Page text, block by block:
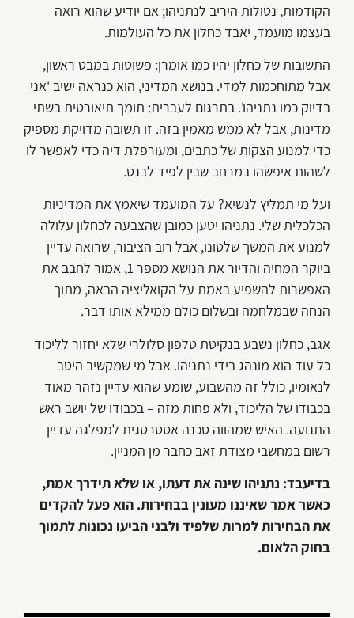
הקודמות, נטולות היריב לנתניהו; אם יודיע שהוא רואה
בעצמו מועמד, יאבד כחלון את כל העולמות.
התשובות של כחלון יהיו כמו אומרן: פשוטות במבט ראשון,
אבל מתוחכמות למדי. בנושא המדיני, הוא כנראה ישיב 'אני
בדיוק כמו נתניהו'. בתרגום לעברית: תומך תיאורטית בשתי
מדינות, אבל לא ממש מאמין בזה. זו תשובה מדויקת מספיק
כדי למנוע הצקות של כתבים, ומעורפלת דיה כדי לאפשר לו
לשהות איפשהו במרחב שבין לפיד לבנט.
ועל מי תמליץ לנשיא? על המועמד שיאמץ את המדיניות
הכלכלית שלי. נתניהו יטען כמובן שהצבעה לכחלון עלולה
למנוע את המשך שלטונו, אבל רוב הציבור, שרואה עדיין
ביוקר המחיה והדיור את הנושא מספר 1, אמור לחבב את
האפשרות להשפיע באמת על הקואליציה הבאה, מתוך
הנחה שבמלחמה ובשלום כולם ממילא אותו דבר.
אגב, כחלון נשבע בנקיטת טלפון סלולרי שלא יחזור לליכוד
כל עוד הוא מונהג בידי נתניהו. אבל מי שמקשיב היטב
לנאומיו, כולל זה מהשבוע, שומע שהוא עדיין נזהר מאוד
בכבודו של הליכוד, ולא פחות מזה – בכבודו של יושב ראש
התנועה. האיש שמהווה סכנה אסטרטגית למפלגה עדיין
רשום במחשבי מצודת זאב כחבר מן המניין.
בדיעבד: נתניהו שינה את דעתו, או שלא תידרך אמת,
כאשר אמר שאיננו מעונין בבחירות. הוא פעל להקדים
את הבחירות למרות שלפיד ולבני הביעו נכונות לתמוך
בחוק הלאום.